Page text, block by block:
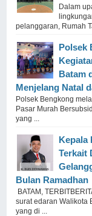
Dalam
pelanggaran, Rumah
Polsek
Batam
Menjelang Natal
Polsek Bengkong
Pasar Murah
yang ...
Kepala
Terkait
Bulan Ramadhan
BATAM,
surat edaran Walikota
yang di ...